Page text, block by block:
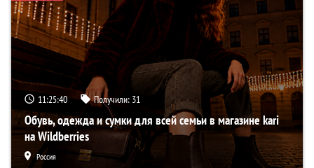
11:25:39 Получили: 31
Обувь, одежда и сумки для всей семьи в магазине kari
на Wildberries
Россия